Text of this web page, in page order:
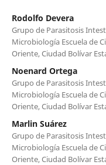
Rodolfo Devera
Grupo de Parasitosis
Microbiología Escuela de
Oriente, Ciudad Bolívar
Noenard Ortega
Grupo de Parasitosis
Microbiología Escuela de
Oriente, Ciudad Bolívar
Marlin Suárez
Grupo de Parasitosis
Microbiología Escuela de
Oriente, Ciudad Bolívar